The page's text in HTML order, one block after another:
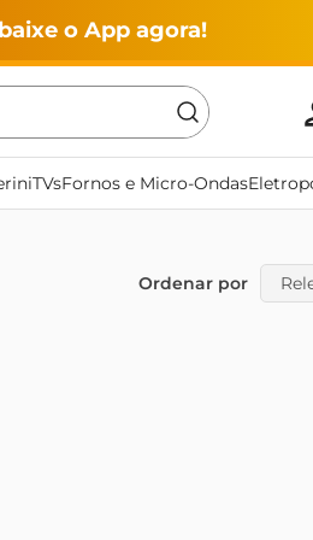
o App agora!
TVsFornos e Micro-Ondas
Ordenar por